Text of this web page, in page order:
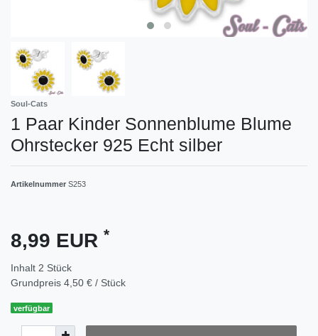
Soul-Cats
1 Paar Kinder Sonnenblume Blume
Ohrstecker 925 Echt silber
Artikelnummer S253
8,99 EUR *
Inhalt 2 Stück
Grundpreis 4,50 € / Stück
verfügbar